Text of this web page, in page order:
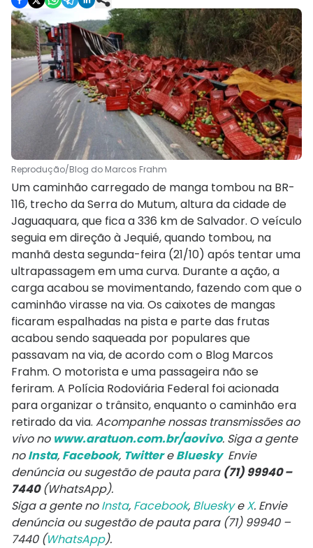
Reprodução/Blog do Marcos Frahm
Um caminhão carregado de manga tombou na BR-
116, trecho da Serra do Mutum, altura da cidade de
Jaguaquara, que fica a 336 km de Salvador. O veículo
seguia em direção à Jequié, quando tombou, na
manhã desta segunda-feira (21/10) após tentar uma
ultrapassagem em uma curva. Durante a ação, a
carga acabou se movimentando, fazendo com que o
caminhão virasse na via. Os caixotes de mangas
ficaram espalhadas na pista e parte das frutas
acabou sendo saqueada por populares que
passavam na via, de acordo com o Blog Marcos
Frahm. O motorista e uma passageira não se
feriram. A Polícia Rodoviária Federal foi acionada
para organizar o trânsito, enquanto o caminhão era
retirado da via. Acompanhe nossas transmissões ao
vivo no www.aratuon.com.br/aovivo. Siga a gente
noInsta, Facebook, TwittereBlueskyEnvie
denúncia ou sugestão de pauta para (71) 99940 –
7440(WhatsApp).
Siga a gente noInsta, Facebook, BlueskyeX. Envie
denúncia ou sugestão de pauta para (71) 99940 –
7440 (WhatsApp).